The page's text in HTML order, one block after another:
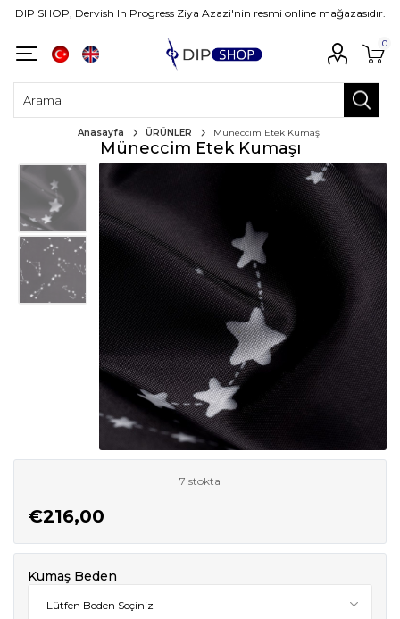
DIP SHOP, Dervish In Progress Ziya Azazi'nin resmi online mağazasıdır.
0
Anasayfa ÜRÜNLER Müneccim Etek Kumaşı
Müneccim Etek Kumaşı
7 stokta
€216,00
Kumaş Beden